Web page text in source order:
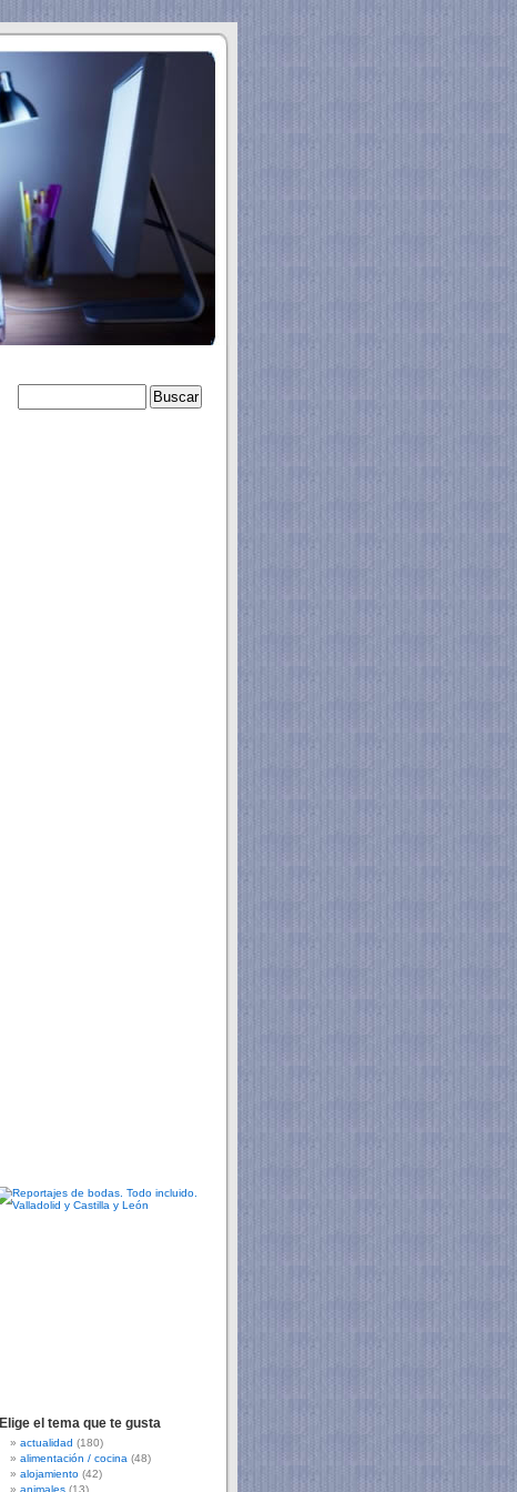
Elige el tema que te gusta
actualidad (180)
alimentación / cocina (48)
alojamiento (42)
animales (13)